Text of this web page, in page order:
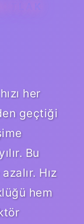
her
geçtiği
Bu
Hız
hem